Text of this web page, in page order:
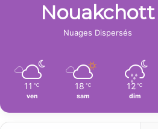
Nouakchott
Nuages Dispersés
11 ℃
ven
18 ℃
sam
12 ℃
dim